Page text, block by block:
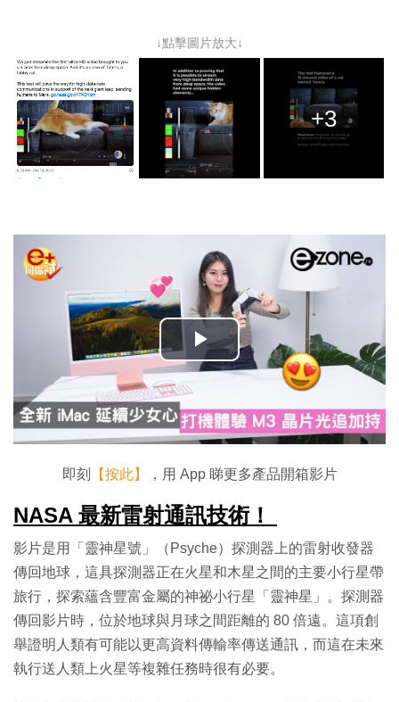
↓點擊圖片放大↓
+3
播
影
片
即刻 【按此】 ，用 App 睇更多產品開箱影片
NASA 最新雷射通訊技術！
影片是用「靈神星號」（Psyche）探測器上的雷射收發器
傳回地球，這具探測器正在火星和木星之間的主要小行星帶
旅行，探索蘊含豐富金屬的神祕小行星「靈神星」。探測器
傳回影片時，位於地球與月球之間距離的 80 倍遠。這項創
舉證明人類有可能以更高資料傳輸率傳送通訊，而這在未來
執行送人類上火星等複雜任務時很有必要。